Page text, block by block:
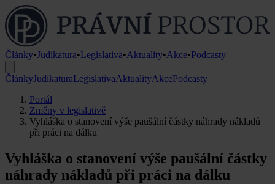
Články•Judikatura•Legislativa•Aktuality•Akce•Podcasty
ČlánkyJudikaturaLegislativaAktualityAkcePodcasty
Portál
Změny v legislativě
Vyhláška o stanovení výše paušální částky náhrady nákladů
při práci na dálku
Vyhláška o stanovení výše paušální částky
náhrady nákladů při práci na dálku